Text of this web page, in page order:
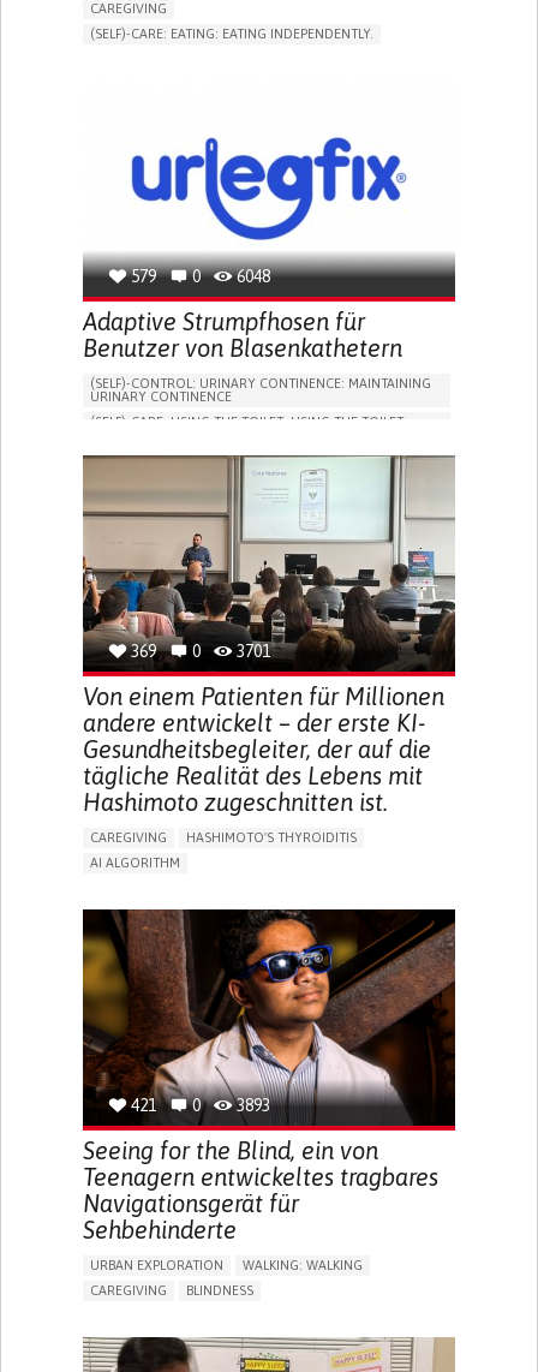
CAREGIVING
(SELF)-CARE: EATING: EATING INDEPENDENTLY.
CAREGIVING SUPPORT
GYNECOLOGY AND OBSTETRICS
PARENTHOOD SUPPORT
WOMEN'S HEALTH
579 0 6048
Adaptive Strumpfhosen für
Benutzer von Blasenkathetern
(SELF)-CONTROL: URINARY CONTINENCE: MAINTAINING
URINARY CONTINENCE
(SELF)-CARE: USING THE TOILET: USING THE TOILET
VESICAL FISTULA
BODY-WORN SOLUTIONS (CLOTHING, ACCESSORIES,
URGENCY TO URINATE
URINARY INCONTINENCE
URINE LEAKAGE WITH COUGHING OR SNEEZING (STRESS
INCONTINENCE)
PROMOTING SELF-MANAGEMENT
GYNECOLOGY AND OBSTETRICS
UROLOGY
PORTUGAL
369 0 3701
Von einem Patienten für Millionen
andere entwickelt – der erste KI-
Gesundheitsbegleiter, der auf die
tägliche Realität des Lebens mit
Hashimoto zugeschnitten ist.
CAREGIVING
HASHIMOTO'S THYROIDITIS
AI ALGORITHM
ENHANCING HEALTH LITERACY
MANAGE MEDICATION
RAISE AWARENESS
CAREGIVING SUPPORT
ENDOCRINOLOGY
MONTENEGRO
421 0 3893
Seeing for the Blind, ein von
Teenagern entwickeltes tragbares
Navigationsgerät für
Sehbehinderte
URBAN EXPLORATION
WALKING: WALKING
CAREGIVING
BLINDNESS
ASSISTIVE DAILY LIFE DEVICE (TO HELP ADL)